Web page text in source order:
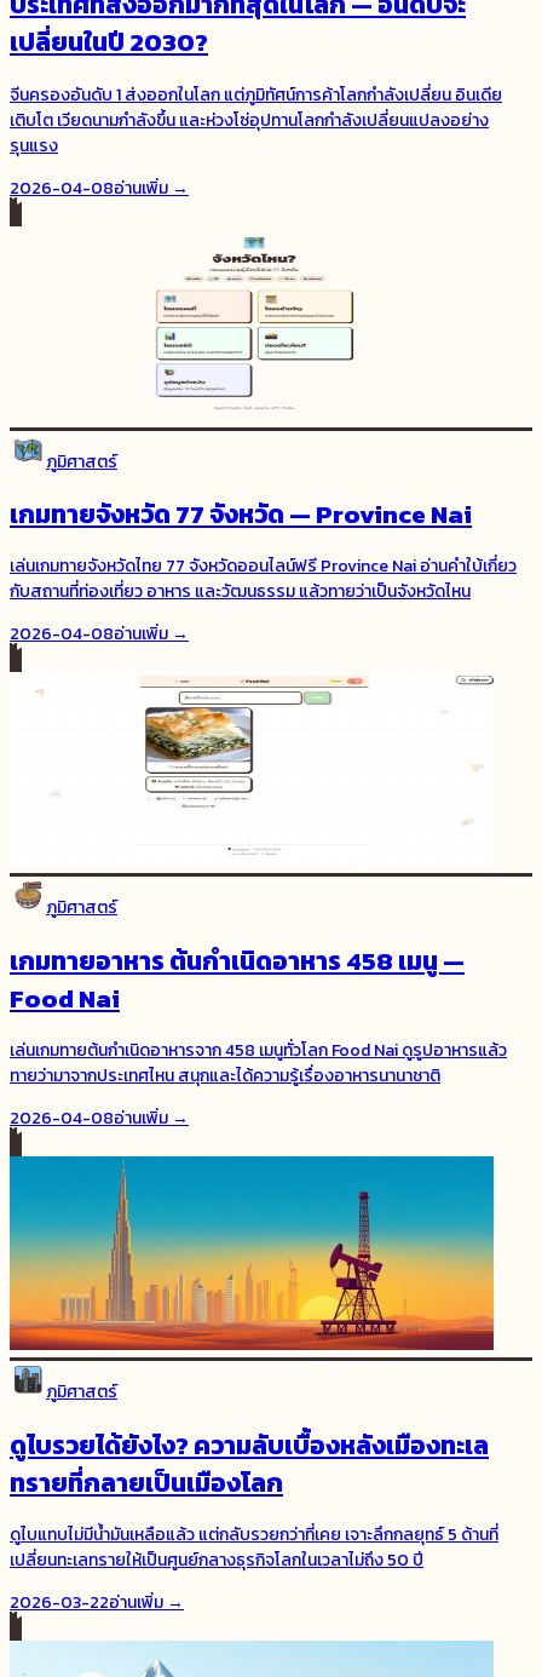
เปลี่ยนในปี 2030?
จีนครองอันดับ 1 ส่งออกในโลก แต่ภูมิทัศน์การค้าโลกกำลังเปลี่ยน อินเดีย
เติบโต เวียดนามกำลังขึ้น และห่วงโซ่อุปทานโลกกำลังเปลี่ยนแปลงอย่าง
รุนแรง
2026-04-08อ่านเพิ่ม →
ภูมิศาสตร์
เกมทายจังหวัด 77 จังหวัด — Province Nai
เล่นเกมทายจังหวัดไทย 77 จังหวัดออนไลน์ฟรี Province Nai อ่านคำใบ้เกี่ยว
กับสถานที่ท่องเที่ยว อาหาร และวัฒนธรรม แล้วทายว่าเป็นจังหวัดไหน
2026-04-08อ่านเพิ่ม →
ภูมิศาสตร์
เกมทายอาหาร ต้นกำเนิดอาหาร 458 เมนู —
Food Nai
เล่นเกมทายต้นกำเนิดอาหารจาก 458 เมนูทั่วโลก Food Nai ดูรูปอาหารแล้ว
ทายว่ามาจากประเทศไหน สนุกและได้ความรู้เรื่องอาหารนานาชาติ
2026-04-08อ่านเพิ่ม →
ภูมิศาสตร์
ดูไบรวยได้ยังไง? ความลับเบื้องหลังเมืองทะเล
ทรายที่กลายเป็นเมืองโลก
ดูไบแทบไม่มีน้ำมันเหลือแล้ว แต่กลับรวยกว่าที่เคย เจาะลึกกลยุทธ์ 5 ด้านที่
เปลี่ยนทะเลทรายให้เป็นศูนย์กลางธุรกิจโลกในเวลาไม่ถึง 50 ปี
2026-03-22อ่านเพิ่ม →